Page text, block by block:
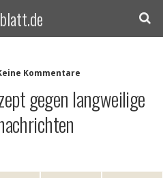
Kommentare
gegen langweilige